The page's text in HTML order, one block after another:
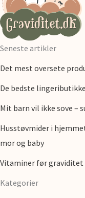
Seneste artikler
Det mest oversete
De bedste
Mit barn vil ikke sove –
Husstøvmider i
mor og baby
Vitaminer før graviditet
Kategorier